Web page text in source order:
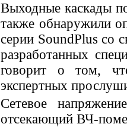
Выходные каскады
также обнаружили
серии SoundPlus со
разработанных
говорит о том,
экспертных
Сетевое
отсекающий ВЧ-